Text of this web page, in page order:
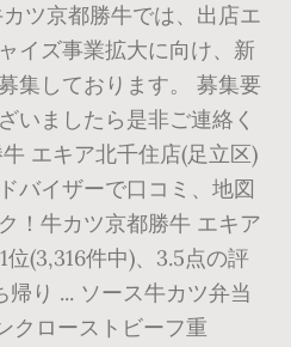
ツ京都勝牛では、出店エ
イズ事業拡大に向け、新
集しております。 募集要
いましたら是非ご連絡く
エキア北千住店(足立区)
バイザーで口コミ、地図
！牛カツ京都勝牛 エキア
(3,316件中)、3.5点の評
り ... ソース牛カツ弁当
クローストビーフ重